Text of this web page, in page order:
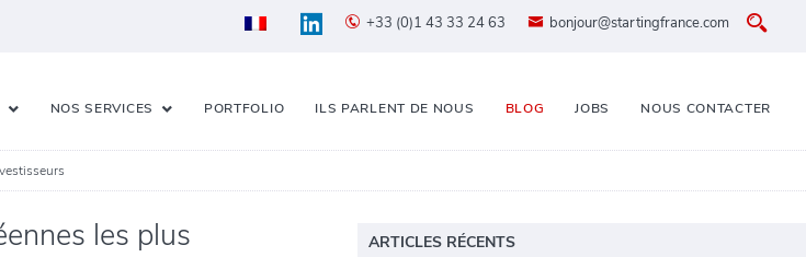
+33 (0)1 43 33 24 63 bonjour@startingfrance.com
NOS SERVICES PORTFOLIO ILS PARLENT DE NOUS BLOG JOBS NOUS CONTACTER
les plus
ARTICLES RÉCENTS